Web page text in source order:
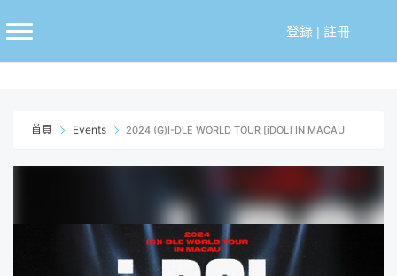
至
登錄| 註冊
首頁 Events 2024 (G)I-DLE WORLD TOUR [iDOL] IN MACAU